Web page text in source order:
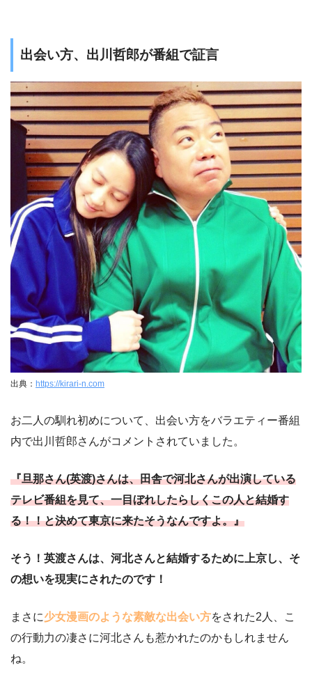
出会い方、出川哲郎が番組で証言
出典： https://kirari-n.com
お二人の馴れ初めについて、出会い方をバラエティー番組
内で出川哲郎さんがコメントされていました。
『旦那さん(英渡)さんは、田舎で河北さんが出演している
テレビ番組を見て、一目ぼれしたらしくこの人と結婚す
る！！と決めて東京に来たそうなんですよ。』
そう！英渡さんは、河北さんと結婚するために上京し、そ
の想いを現実にされたのです！
まさに少女漫画のような素敵な出会い方をされた2人、こ
の行動力の凄さに河北さんも惹かれたのかもしれません
ね。